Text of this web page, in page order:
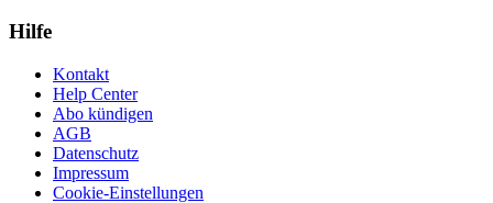
Hilfe
Kontakt
Help Center
Abo kündigen
AGB
Datenschutz
Impressum
Cookie-Einstellungen